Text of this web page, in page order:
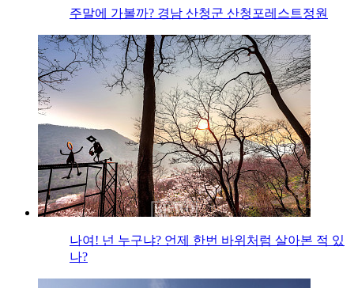
주말에 가볼까? 경남 산청군 산청포레스트정원
나여! 넌 누구냐? 언제 한번 바위처럼 살아본 적 있
나?